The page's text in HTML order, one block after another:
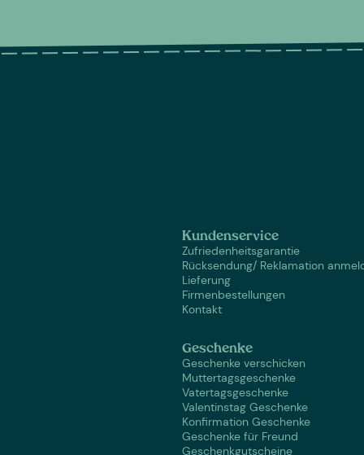
Kundenservice
Zufriedenheitsgarantie
Rücksendung/ Reklamation
Lieferung
Firmenbestellungen
Kontakt
Geschenke
Geschenke verschicken
Muttertagsgeschenke
Vatertagsgeschenke
Valentinstag Geschenke
Konfirmation Geschenke
Geschenke für Freund
Geschenkgutscheine